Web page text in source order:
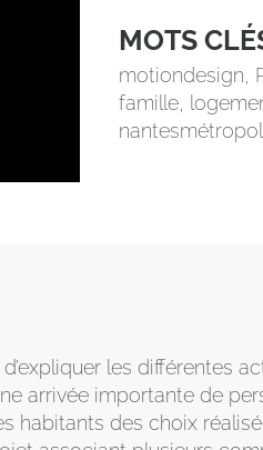
MOTS
motiondesign,
famille,
les différentes
arrivée importante de
habitants des choix